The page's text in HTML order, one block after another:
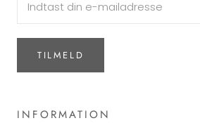
TILMELD
INFORMATION